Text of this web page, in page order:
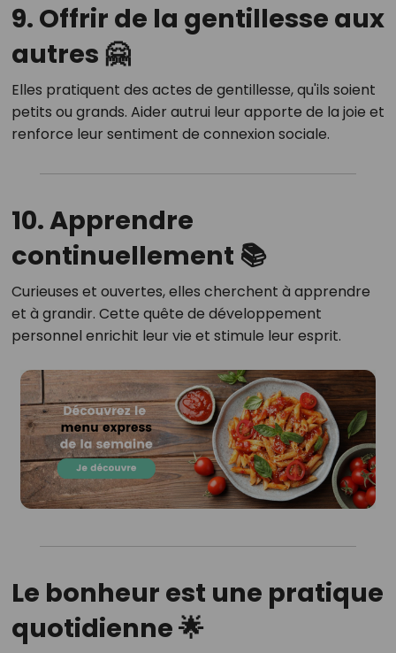
9. Offrir de la gentillesse aux
autres 🤗
Elles pratiquent des actes de gentillesse, qu'ils soient
petits ou grands. Aider autrui leur apporte de la joie et
renforce leur sentiment de connexion sociale.
10. Apprendre
continuellement 📚
Curieuses et ouvertes, elles cherchent à apprendre
et à grandir. Cette quête de développement
personnel enrichit leur vie et stimule leur esprit.
Le bonheur est une pratique
quotidienne 🌟